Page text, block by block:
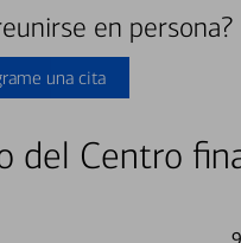
en persona?
una cita
del Centro